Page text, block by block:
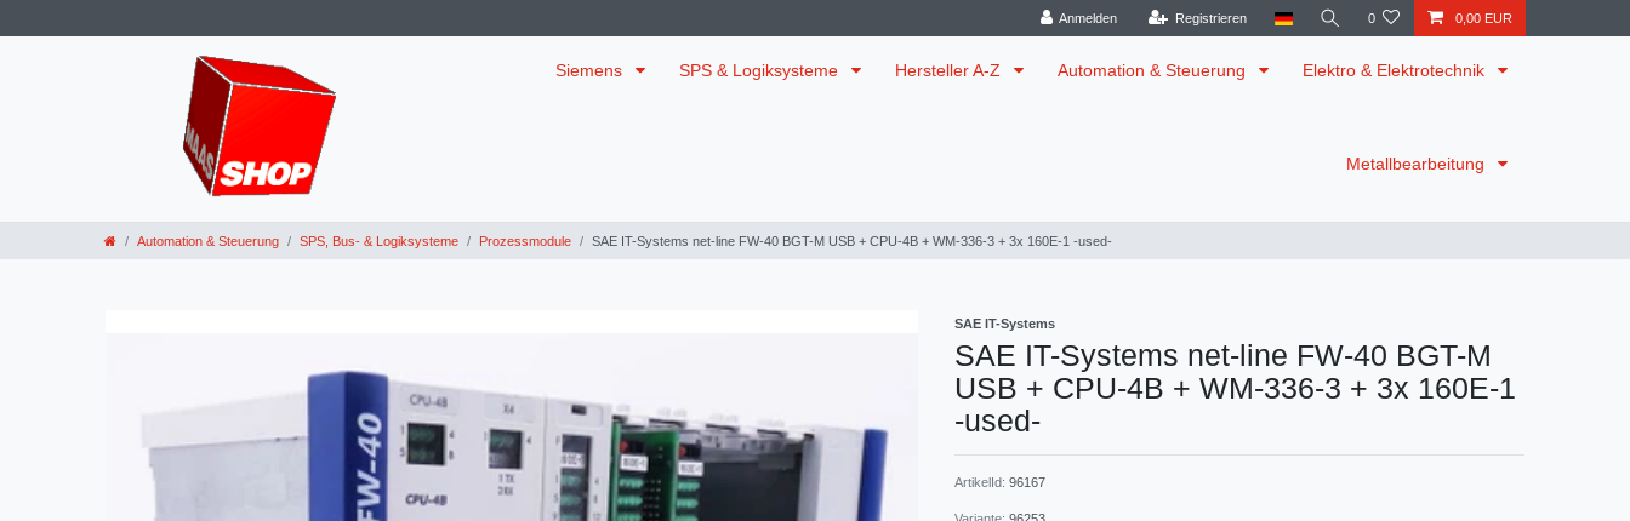
Anmelden Registrieren 0 0,00 EUR
Siemens SPS & Logiksysteme Hersteller A-Z Automation & Steuerung Elektro & Elektrotechnik
Metallbearbeitung
Automation & Steuerung SPS, Bus- & Logiksysteme Prozessmodule SAE IT-Systems net-line FW-40 BGT-M USB + CPU-4B + WM-336-3 + 3x 160E-1 -used-
SAE IT-Systems
SAE IT-Systems net-line FW-40 BGT-M
USB + CPU-4B + WM-336-3 + 3x 160E-1
-used-
ArtikelId: 96167